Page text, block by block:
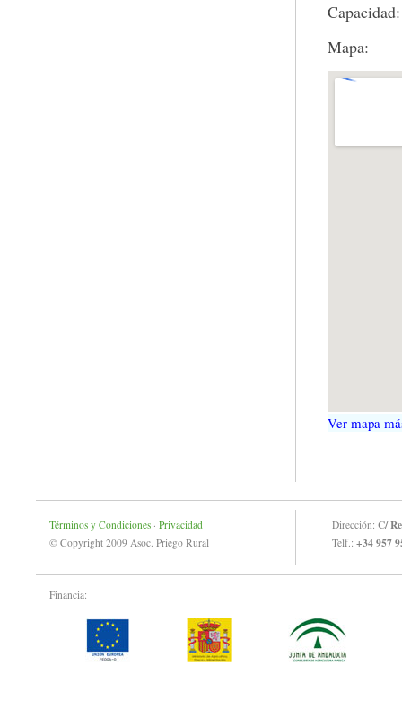
Mapa:
Ver mapa
Términos y Condiciones · Privacidad
© Copyright 2009 Asoc. Priego Rural
Dirección: C/
Telf.: +34 957
Financia: